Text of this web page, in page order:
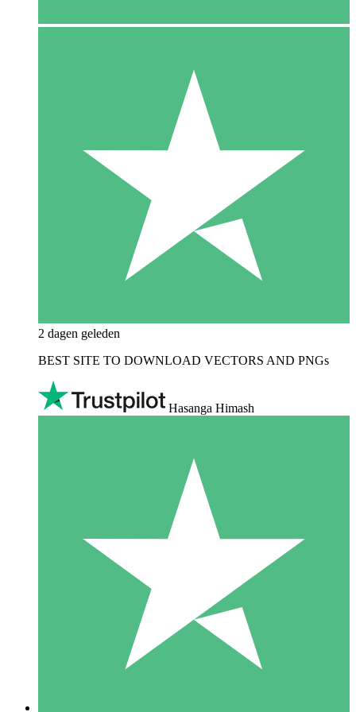
2 dagen geleden
BEST SITE TO DOWNLOAD VECTORS AND PNGs
Hasanga Himash